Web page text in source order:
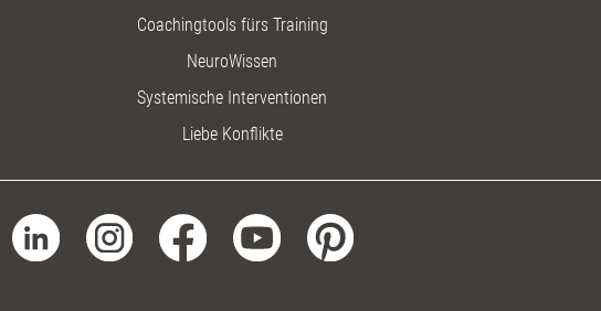
Coachingtools fürs Training
NeuroWissen
Systemische Interventionen
Liebe Konflikte